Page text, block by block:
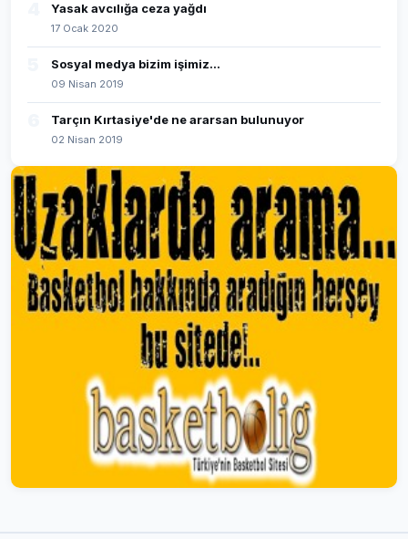
Yasak avcılığa ceza yağdı
17 Ocak 2020
Sosyal medya bizim işimiz...
09 Nisan 2019
Tarçın Kırtasiye'de ne ararsan bulunuyor
02 Nisan 2019